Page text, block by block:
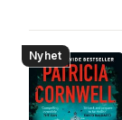
Nyhet